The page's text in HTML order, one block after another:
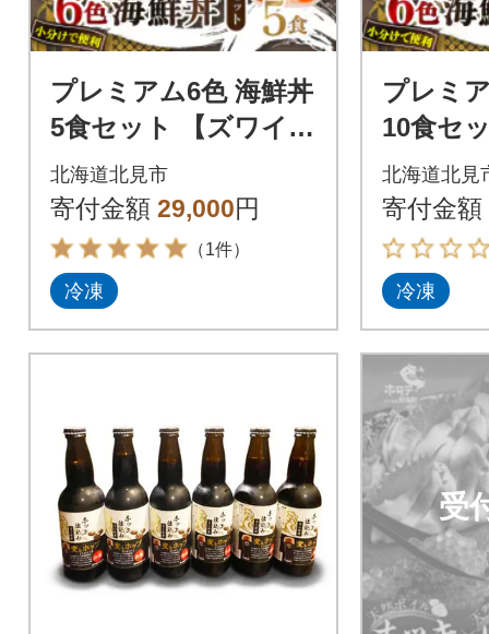
プレミアム6色 海鮮丼
5食セット 【ズワイガ
ニ、ウニ、いくら、
ホタテ、エビ、ホッ
キ】北見市加工
北海道北見市
寄付金額 29,000円
（1件）
冷凍
プレミ
10食セ
ガニ、
ら、ホ
ホッキ
北海道北見
寄付金額
冷凍
受